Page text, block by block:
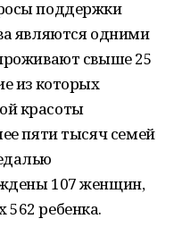
поддержки
являются одними
свыше 25
из которых
красоты
пяти тысяч семей
107 женщин,
ребенка.